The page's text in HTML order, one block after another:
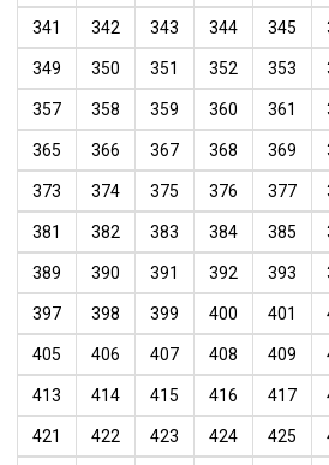
341 342 343 344 345
349 350 351 352 353
357 358 359 360 361
365 366 367 368 369
373 374 375 376 377
381 382 383 384 385
389 390 391 392 393
397 398 399 400 401
405 406 407 408 409
413 414 415 416 417
421 422 423 424 425